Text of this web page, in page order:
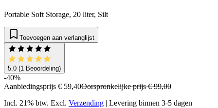
Portable Soft Storage, 20 liter, Silt
Toevoegen aan verlanglijst
5.0 (1 Beoordeling)
-40%
Aanbiedingsprijs € 59,40Oorspronkelijke prijs € 99,00
Incl. 21% btw. Excl. Verzending | Levering binnen 3-5 dagen